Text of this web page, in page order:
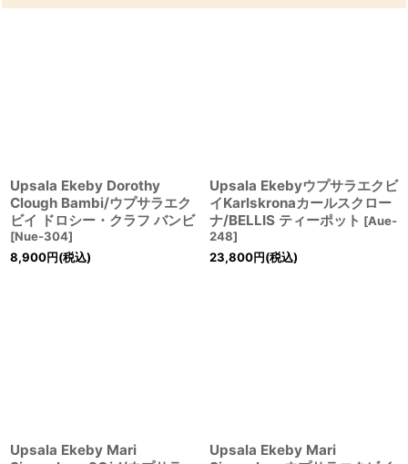
Upsala Ekeby Dorothy
Clough Bambi/ウプサラエク
ビイ ドロシー・クラフ バンビ
[Nue-304]
8,900円(税込)
Upsala Ekebyウプサラエクビ
イKarlskronaカールスクロー
ナ/BELLIS ティーポット [Aue-
248]
23,800円(税込)
Upsala Ekeby Mari
Upsala Ekeby Mari